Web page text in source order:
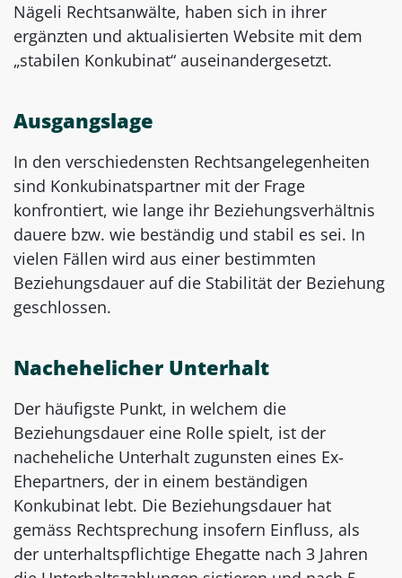
Nägeli Rechtsanwälte, haben sich in ihrer
ergänzten und aktualisierten Website mit dem
„stabilen Konkubinat“ auseinandergesetzt.
Ausgangslage
In den verschiedensten Rechtsangelegenheiten
sind Konkubinatspartner mit der Frage
konfrontiert, wie lange ihr Beziehungsverhältnis
dauere bzw. wie beständig und stabil es sei. In
vielen Fällen wird aus einer bestimmten
Beziehungsdauer auf die Stabilität der Beziehung
geschlossen.
Nachehelicher Unterhalt
Der häufigste Punkt, in welchem die
Beziehungsdauer eine Rolle spielt, ist der
nacheheliche Unterhalt zugunsten eines Ex-
Ehepartners, der in einem beständigen
Konkubinat lebt. Die Beziehungsdauer hat
gemäss Rechtsprechung insofern Einfluss, als
der unterhaltspflichtige Ehegatte nach 3 Jahren